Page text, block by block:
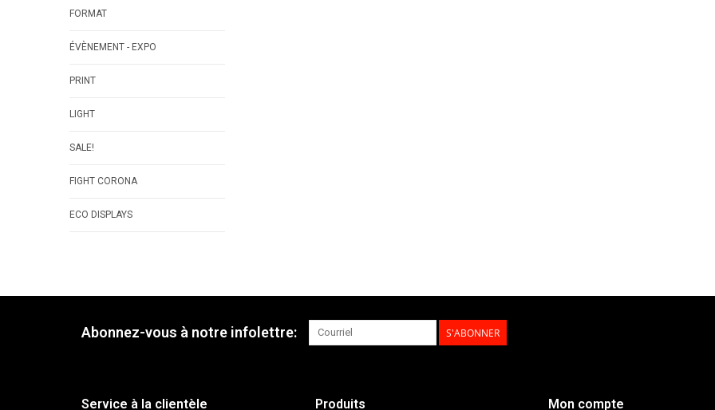
FORMAT
ÉVÈNEMENT - EXPO
PRINT
LIGHT
SALE!
FIGHT CORONA
ECO DISPLAYS
Abonnez-vous à notre infolettre: S'ABONNER
Service à la clientèle Produits Mon compte